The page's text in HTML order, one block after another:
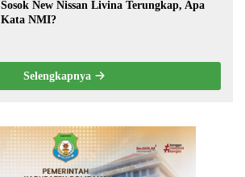
Sosok New Nissan Livina Terungkap, Apa
Kata NMI?
Selengkapnya